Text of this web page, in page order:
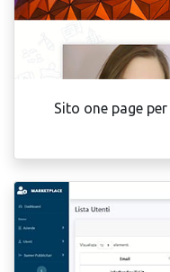
Sito one page